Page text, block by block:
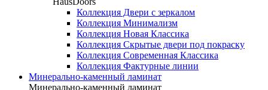
Коллекция Двери с зеркалом
Коллекция Минимализм
Коллекция Новая Классика
Коллекция Скрытые двери под покраску
Коллекция Современная Классика
Коллекция Фактурные линии
Минерально-каменный ламинат
Минерально-каменный ламинат